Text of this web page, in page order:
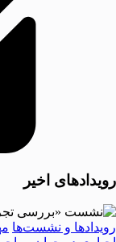
رویدادهای اخیر
رویدادها و نشست‌ها